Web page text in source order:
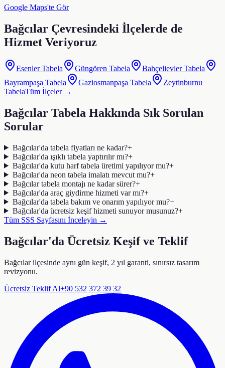
Google Maps'te Gör
Bağcılar Çevresindeki İlçelerde de
Hizmet Veriyoruz
EsenlerTabela Güngören Tabela BahçelievlerTabela
Bayrampaşa Tabela Gaziosmanpaşa Tabela
Zeytinburnu
TabelaTüm İlçeler →
Bağcılar Tabela Hakkında Sık Sorulan
Sorular
Bağcılar'da tabela fiyatları ne kadar?+
Bağcılar'da ışıklı tabela yaptırılır mı?+
Bağcılar'da kutu harf tabela üretimi yapılıyor mu?+
Bağcılar'da neon tabela imalatı mevcut mu?+
Bağcılar tabela montajı ne kadar sürer?+
Bağcılar'da araç giydirme hizmeti var mı?+
Bağcılar'da tabela bakım ve onarım yapılıyor mu?+
Bağcılar'da ücretsiz keşif hizmeti sunuyor musunuz?+
Tüm SSS Sayfasını İnceleyin →
Bağcılar'da Ücretsiz Keşif ve Teklif
Bağcılar ilçesinde aynı gün keşif, 2 yıl garanti, sınırsız tasarım
revizyonu.
Ücretsiz Teklif Al+90 532 372 39 32